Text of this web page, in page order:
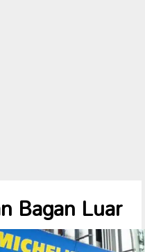
Bagan Luar